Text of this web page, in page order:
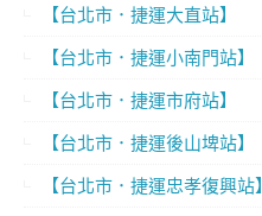
【台北市．捷運大直站】
【台北市．捷運小南門站】
【台北市．捷運市府站】
【台北市．捷運後山埤站】
【台北市．捷運忠孝復興站】